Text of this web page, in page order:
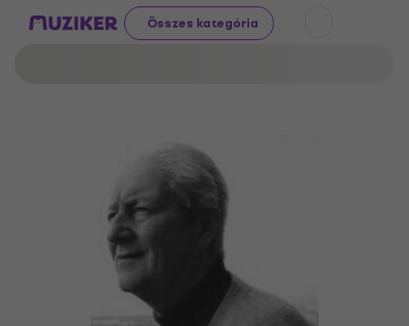
Összes kategória